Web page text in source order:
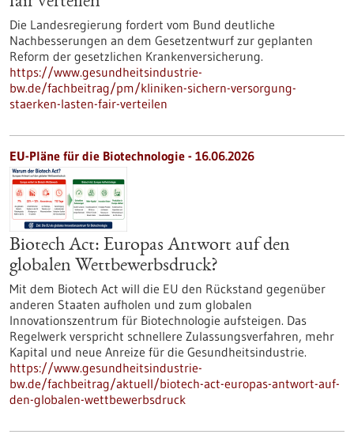
Die Landesregierung fordert vom Bund deutliche
Nachbesserungen an dem Gesetzentwurf zur geplanten
Reform der gesetzlichen Krankenversicherung.
https://www.gesundheitsindustrie-
bw.de/fachbeitrag/pm/kliniken-sichern-versorgung-
staerken-lasten-fair-verteilen
EU-Pläne für die Biotechnologie - 16.06.2026
Biotech Act: Europas Antwort auf den
globalen Wettbewerbsdruck?
Mit dem Biotech Act will die EU den Rückstand gegenüber
anderen Staaten aufholen und zum globalen
Innovationszentrum für Biotechnologie aufsteigen. Das
Regelwerk verspricht schnellere Zulassungsverfahren, mehr
Kapital und neue Anreize für die Gesundheitsindustrie.
https://www.gesundheitsindustrie-
bw.de/fachbeitrag/aktuell/biotech-act-europas-antwort-auf-
den-globalen-wettbewerbsdruck